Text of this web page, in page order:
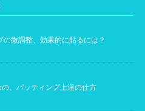
の微調整、効果的に貼るには？
、パッティング上達の仕方